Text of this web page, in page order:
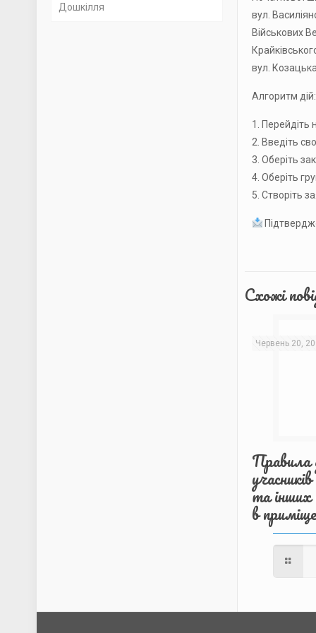
вул.
Військових
вул.
Алгоритм дій:
1. Перейдіть
2. Введіть
3. Оберіть
4. Оберіть
5. Створіть
Схожі
Червень 20,
Правила
та інших
в
Звіт директора
Правила поведінки
Дошкілля